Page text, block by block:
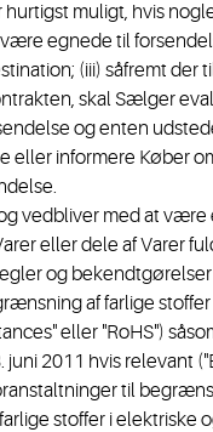
muligt, hvis
egnede til
(iii) såfremt der
skal Sælger
og enten
eller informere Køber
vedbliver med at være
eller dele af Varer
og bekendtgørelser
af farlige stoffer
eller "RoHS")
2011 hvis relevant
til
stoffer i elektriske